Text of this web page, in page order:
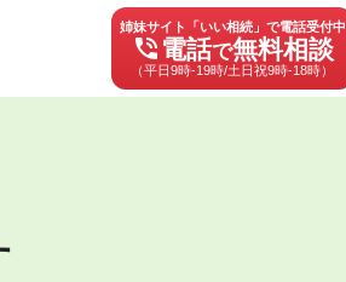
姉妹サイト「いい相続」で電話受付中
phone_in_talk 電話で無料相談
（平日9時-19時/土日祝9時-18時）